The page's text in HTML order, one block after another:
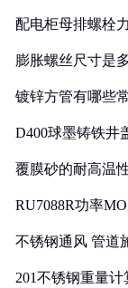
配电柜母排螺栓
膨胀螺丝尺寸是
镀锌方管有哪些
D400球墨铸铁井
覆膜砂的耐高温
RU7088R功率
不锈钢通风 管道
201不锈钢重量